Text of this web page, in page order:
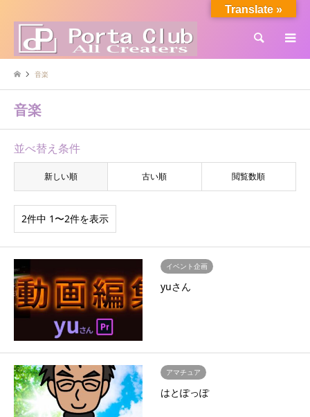
検索
音楽
音楽
並べ替え条件
新しい順 古い順 閲覧数順
2件中 1〜2件を表示
イベント企画
yuさん
アマチュア
はとぽっぽ
Translate »